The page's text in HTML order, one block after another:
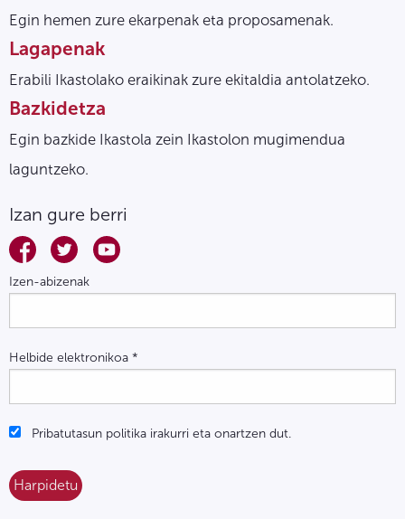
Egin hemen zure ekarpenak eta proposamenak.
Lagapenak
Erabili Ikastolako eraikinak zure ekitaldia antolatzeko.
Bazkidetza
Egin bazkide Ikastola zein Ikastolon mugimendua
laguntzeko.
Izan gure berri
Izen-abizenak
Helbide elektronikoa *
Pribatutasun politika irakurri eta onartzen dut.